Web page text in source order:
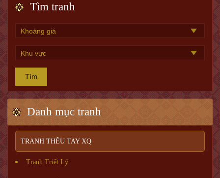
Tìm tranh
Tìm
Danh mục tranh
TRANH THÊU TAY XQ
Tranh Triết Lý